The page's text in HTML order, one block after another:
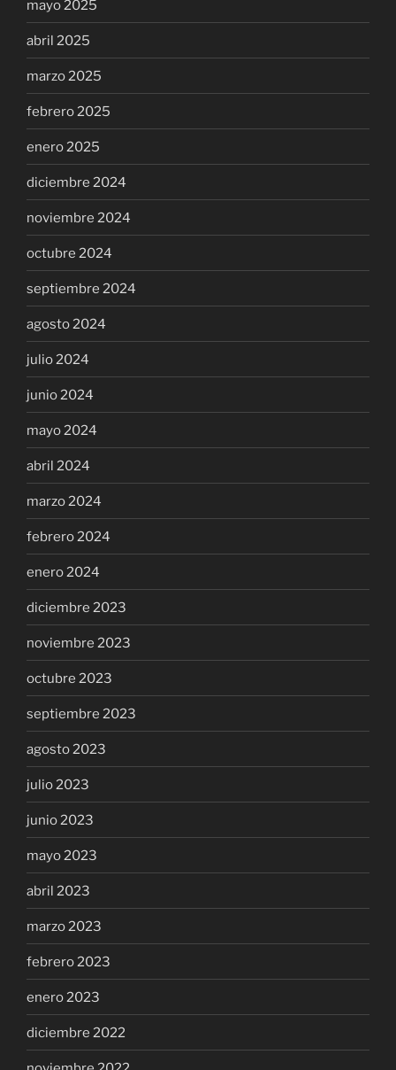
mayo 2025
abril 2025
marzo 2025
febrero 2025
enero 2025
diciembre 2024
noviembre 2024
octubre 2024
septiembre 2024
agosto 2024
julio 2024
junio 2024
mayo 2024
abril 2024
marzo 2024
febrero 2024
enero 2024
diciembre 2023
noviembre 2023
octubre 2023
septiembre 2023
agosto 2023
julio 2023
junio 2023
mayo 2023
abril 2023
marzo 2023
febrero 2023
enero 2023
diciembre 2022